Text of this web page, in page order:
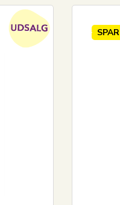
Mellem - 60-99 L
Stor - Over 100 L
SPAR